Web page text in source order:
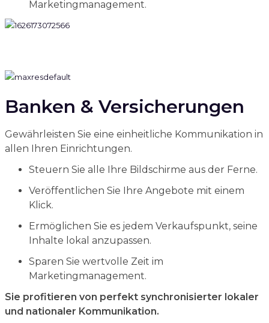
Marketingmanagement.
Banken & Versicherungen
Gewährleisten Sie eine einheitliche Kommunikation in
allen Ihren Einrichtungen.
Steuern Sie alle Ihre Bildschirme aus der Ferne.
Veröffentlichen Sie Ihre Angebote mit einem
Klick.
Ermöglichen Sie es jedem Verkaufspunkt, seine
Inhalte lokal anzupassen.
Sparen Sie wertvolle Zeit im
Marketingmanagement.
Sie profitieren von perfekt synchronisierter lokaler
und nationaler Kommunikation.